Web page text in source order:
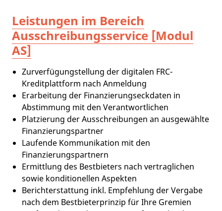
Leistungen im Bereich
Ausschreibungsservice [Modul
AS]
Zurverfügungstellung der digitalen FRC-
Kreditplattform nach Anmeldung
Erarbeitung der Finanzierungseckdaten in
Abstimmung mit den Verantwortlichen
Platzierung der Ausschreibungen an ausgewählte
Finanzierungspartner
Laufende Kommunikation mit den
Finanzierungspartnern
Ermittlung des Bestbieters nach vertraglichen
sowie konditionellen Aspekten
Berichterstattung inkl. Empfehlung der Vergabe
nach dem Bestbieterprinzip für Ihre Gremien